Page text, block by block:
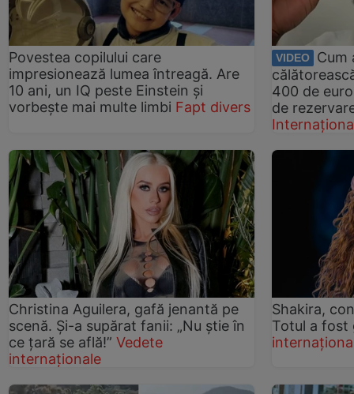
Povestea copilului care
impresionează lumea întreagă. Are
10 ani, un IQ peste Einstein și
vorbește mai multe limbi Fapt divers
VIDEO
Cum
400 de
de
Christina Aguilera, gafă jenantă pe
scenă. Și-a supărat fanii: „Nu știe în
ce țară se află!” Vedete
internaționale
Shakira,
Totul a fost